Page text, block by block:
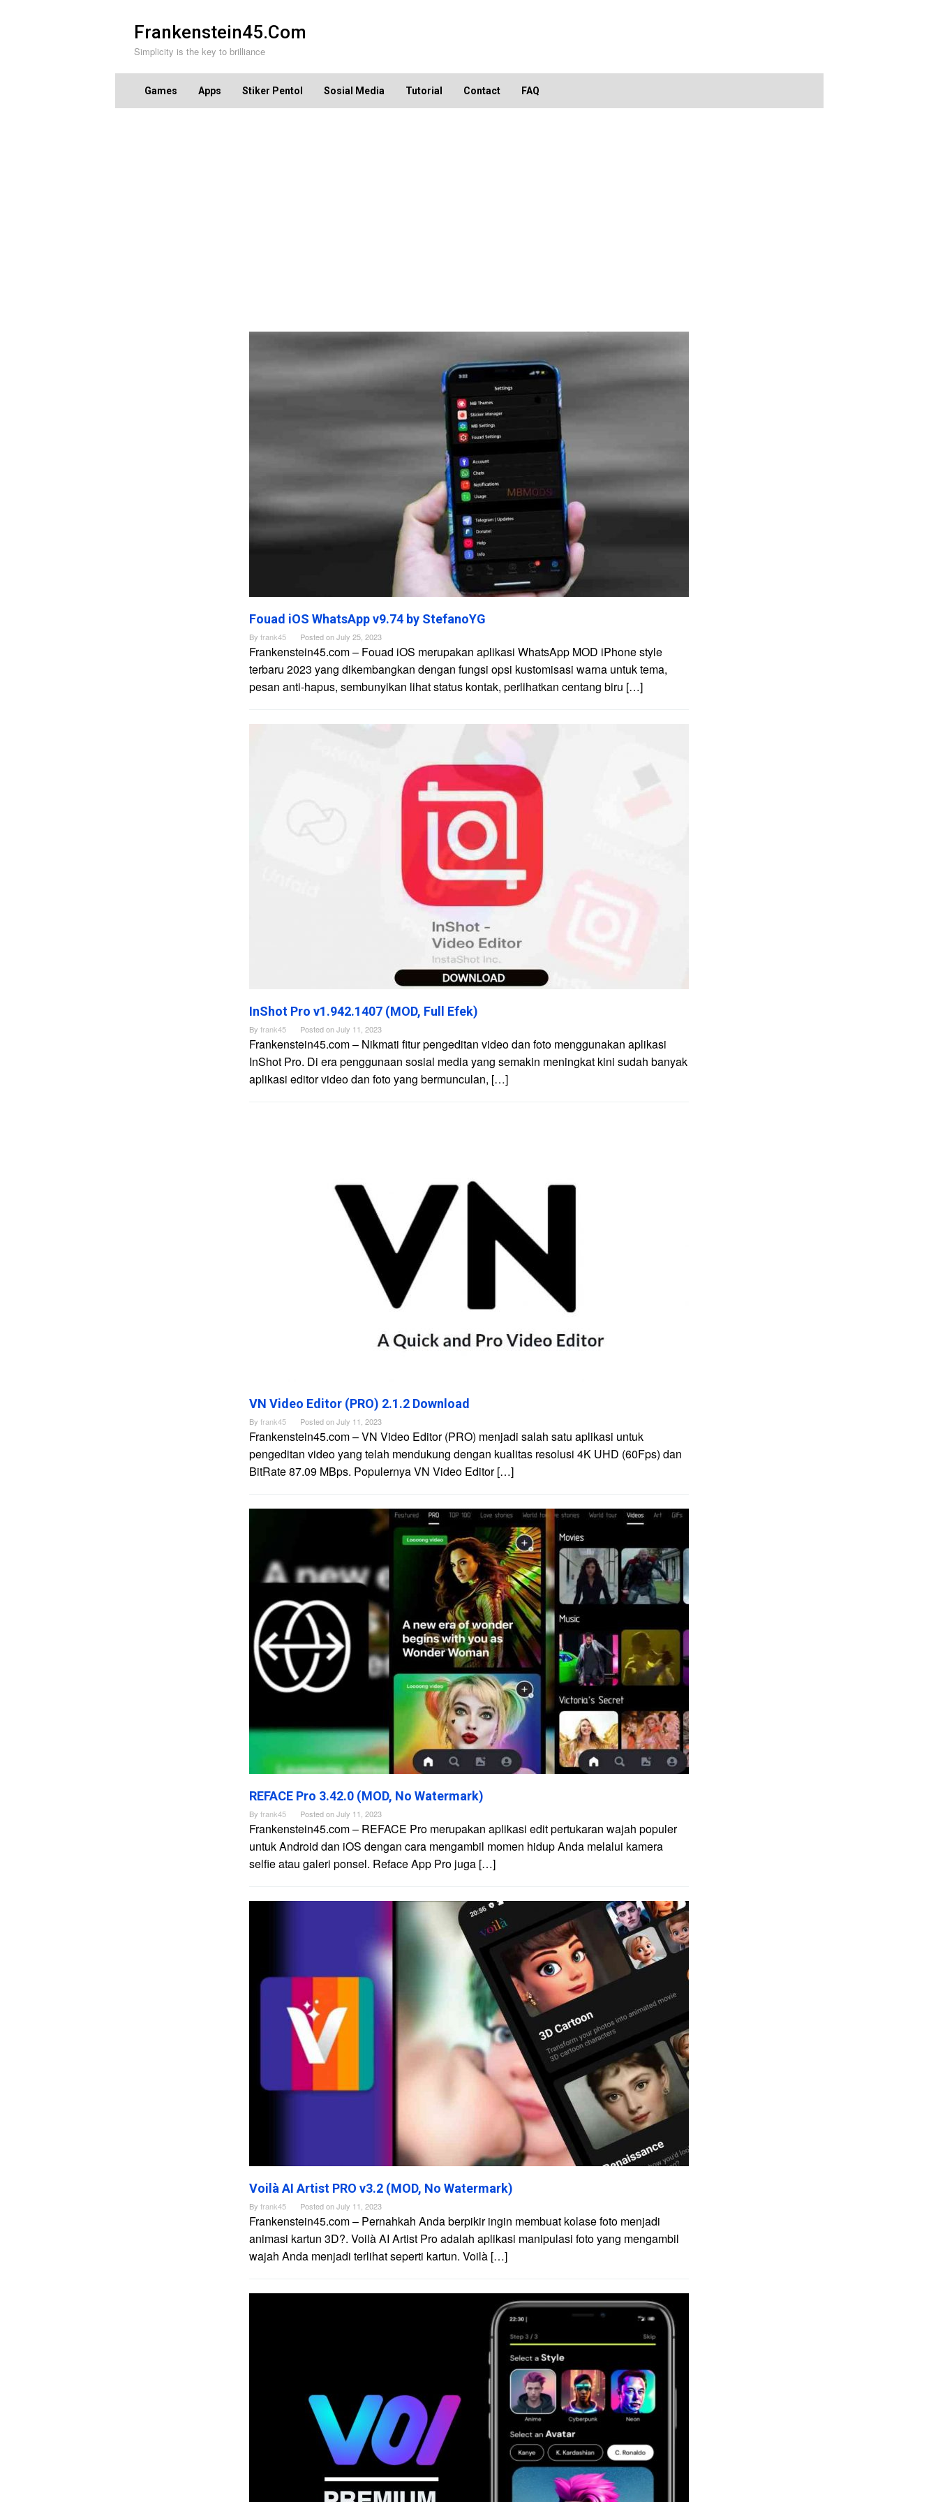
content
Frankenstein45.Com
Simplicity is the key to brilliance
Games Apps Stiker Pentol Sosial Media Tutorial Contact FAQ
Frankenstein45.Com
Fouad iOS WhatsApp v9.74 by StefanoYG
By frank45 Posted onJuly 25, 2023
Frankenstein45.com – Fouad iOS merupakan aplikasi WhatsApp MOD iPhone style
terbaru 2023 yang dikembangkan dengan fungsi opsi kustomisasi warna untuk tema,
pesan anti-hapus, sembunyikan lihat status kontak, perlihatkan centang biru […]
InShot Pro v1.942.1407 (MOD, Full Efek)
By frank45 Posted onJuly 11, 2023
Frankenstein45.com – Nikmati fitur pengeditan video dan foto menggunakan aplikasi
InShot Pro. Di era penggunaan sosial media yang semakin meningkat kini sudah banyak
aplikasi editor video dan foto yang bermunculan, […]
VN Video Editor (PRO) 2.1.2 Download
By frank45 Posted onJuly 11, 2023
Frankenstein45.com – VN Video Editor (PRO) menjadi salah satu aplikasi untuk
pengeditan video yang telah mendukung dengan kualitas resolusi 4K UHD (60Fps) dan
BitRate 87.09 MBps. Populernya VN Video Editor […]
REFACE Pro 3.42.0 (MOD, No Watermark)
By frank45 Posted onJuly 11, 2023
Frankenstein45.com – REFACE Pro merupakan aplikasi edit pertukaran wajah populer
untuk Android dan iOS dengan cara mengambil momen hidup Anda melalui kamera
selfie atau galeri ponsel. Reface App Pro juga […]
Voilà AI Artist PRO v3.2 (MOD, No Watermark)
By frank45 Posted onJuly 11, 2023
Frankenstein45.com – Pernahkah Anda berpikir ingin membuat kolase foto menjadi
animasi kartun 3D?. Voilà AI Artist Pro adalah aplikasi manipulasi foto yang mengambil
wajah Anda menjadi terlihat seperti kartun. Voilà […]